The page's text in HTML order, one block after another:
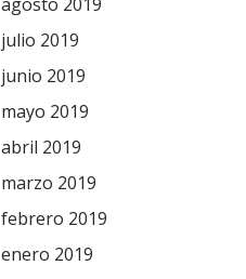
julio 2019
junio 2019
mayo 2019
abril 2019
marzo 2019
febrero 2019
enero 2019